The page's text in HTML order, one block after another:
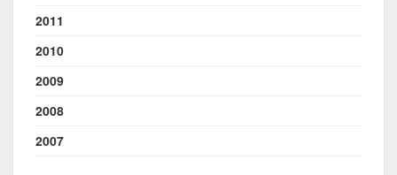
2011
2010
2009
2008
2007